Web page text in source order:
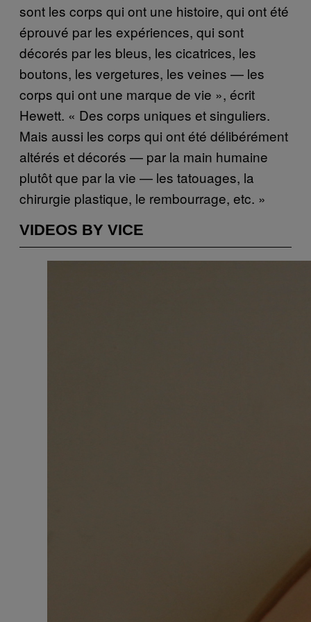
sont les corps qui ont une histoire, qui ont été
éprouvé par les expériences, qui sont
décorés par les bleus, les cicatrices, les
boutons, les vergetures, les veines — les
corps qui ont une marque de vie », écrit
Hewett. « Des corps uniques et singuliers.
Mais aussi les corps qui ont été délibérément
altérés et décorés — par la main humaine
plutôt que par la vie — les tatouages, la
chirurgie plastique, le rembourrage, etc. »
VIDEOS BY VICE